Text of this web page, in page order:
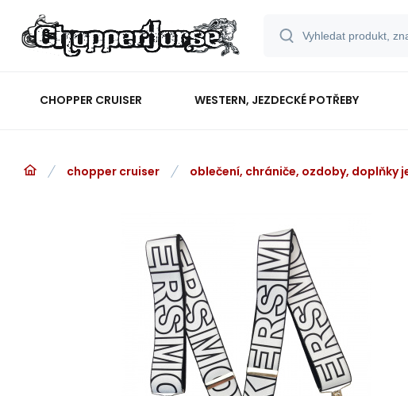
CHOPPER CRUISER WESTERN, JEZDECKÉ POTŘEBY
chopper cruiser oblečení, chrániče, ozdoby, doplňky